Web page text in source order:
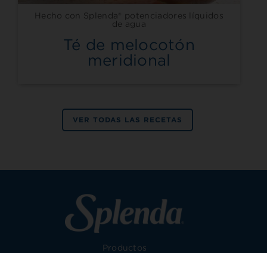
Hecho con Splenda® potenciadores líquidos
de agua
Té de melocotón
meridional
VER TODAS LAS RECETAS
Productos